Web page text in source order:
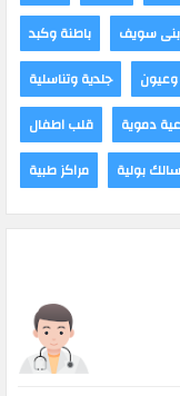
باطنة وكبد
بنى سويف
جلدية وتناسلية
قلب اطفال
دموية
مراكز طبية
بولية